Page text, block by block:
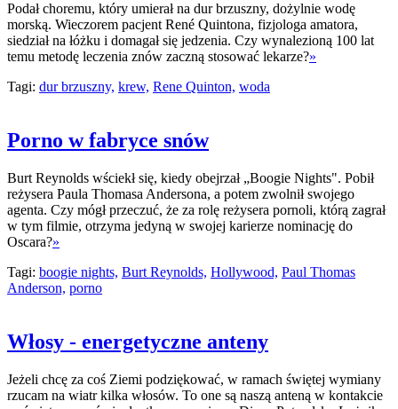
Podał choremu, który umierał na dur brzuszny, dożylnie wodę
morską. Wieczorem pacjent René Quintona, fizjologa amatora,
siedział na łóżku i domagał się jedzenia. Czy wynalezioną 100 lat
temu metodę leczenia znów zaczną stosować lekarze?»
Tagi: dur brzuszny, krew, Rene Quinton, woda
Porno w fabryce snów
Burt Reynolds wściekł się, kiedy obejrzał „Boogie Nights". Pobił
reżysera Paula Thomasa Andersona, a potem zwolnił swojego
agenta. Czy mógł przeczuć, że za rolę reżysera pornoli, którą zagrał
w tym filmie, otrzyma jedyną w swojej karierze nominację do
Oscara?»
Tagi: boogie nights, Burt Reynolds, Hollywood, Paul Thomas
Anderson, porno
Włosy - energetyczne anteny
Jeżeli chcę za coś Ziemi podziękować, w ramach świętej wymiany
rzucam na wiatr kilka włosów. To one są naszą anteną w kontakcie